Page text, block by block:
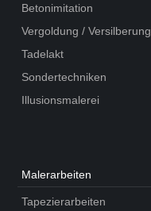
Betonimitation
Vergoldung / Versilberung
Tadelakt
Sondertechniken
Illusionsmalerei
Maler­arbeiten
Tapezierarbeiten